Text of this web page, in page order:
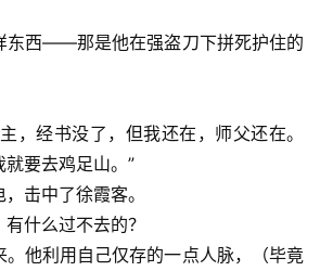
东西——那是他在强盗刀下拼死护住的
，经书没了，但我还在，师父还在。
要去鸡足山。”
击中了徐霞客。
什么过不去的？
。他利用自己仅存的一点人脉，（毕竟